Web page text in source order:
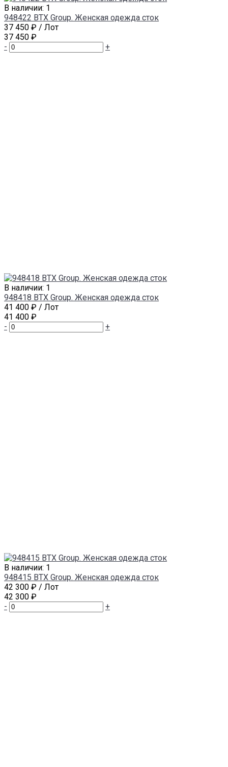
В наличии: 1
948422 BTX Group. Женская одежда сток
37 450 ₽ / Лот
37 450 ₽
-
+
В наличии: 1
948418 BTX Group. Женская одежда сток
41 400 ₽ / Лот
41 400 ₽
-
+
В наличии: 1
948415 BTX Group. Женская одежда сток
42 300 ₽ / Лот
42 300 ₽
-
+